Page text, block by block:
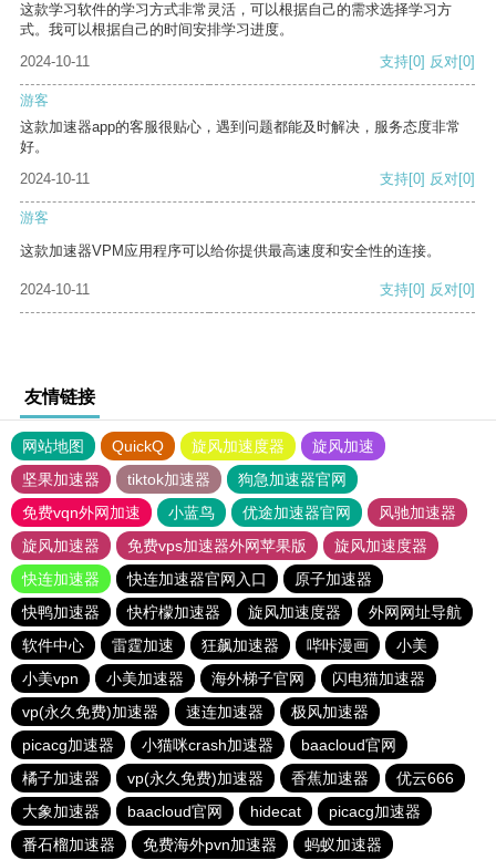
这款学习软件的学习方式非常灵活，可以根据自己的需求选择学习方
式。我可以根据自己的时间安排学习进度。
2024-10-11
支持[0] 反对[0]
游客
这款加速器app的客服很贴心，遇到问题都能及时解决，服务态度非常
好。
2024-10-11
支持[0] 反对[0]
游客
这款加速器VPM应用程序可以给你提供最高速度和安全性的连接。
2024-10-11 支持[0] 反对[0]
友情链接
网站地图 QuickQ 旋风加速度器
旋风加速
坚果加速器
tiktok加速器
狗急加速器官网
免费vqn外网加速
小蓝鸟 优途加速器官网
风驰加速器
旋风加速器
免费vps加速器外网苹果版
旋风加速度器
快连加速器
快连加速器官网入口
原子加速器
快鸭加速器
快柠檬加速器 旋风加速度器
外网网址导航
软件中心
雷霆加速 狂飙加速器 哔咔漫画
小美
小美vpn
小美加速器 海外梯子官网
闪电猫加速器
vp(永久免费)加速器
速连加速器
极风加速器
picacg加速器
小猫咪crash加速器
baacloud官网
橘子加速器
vp(永久免费)加速器 香蕉加速器
优云666
大象加速器
baacloud官网 hidecat
picacg加速器
番石榴加速器
免费海外pvn加速器 蚂蚁加速器